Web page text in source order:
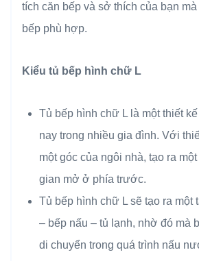
tích căn bếp và sở thích của bạn
bếp phù hợp.
Kiểu tủ bếp hình chữ L
Tủ bếp hình chữ L là một thiết
nay trong nhiều gia đình. Với
một góc của ngôi nhà, tạo ra
gian mở ở phía trước.
Tủ bếp hình chữ L sẽ tạo ra một
– bếp nấu – tủ lạnh, nhờ đó mà
di chuyển trong quá trình nấu